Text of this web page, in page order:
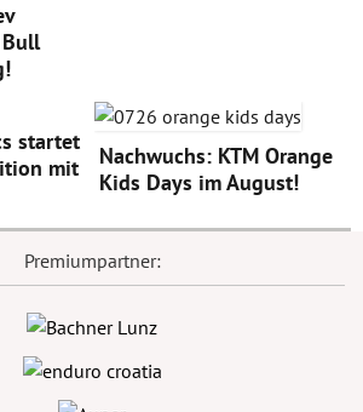
startet
mit
Nachwuchs: KTM Orange
Kids Days im August!
Premiumpartner: